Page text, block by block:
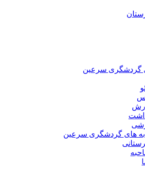
گردشگری سرعین
های گردشگری سرعین